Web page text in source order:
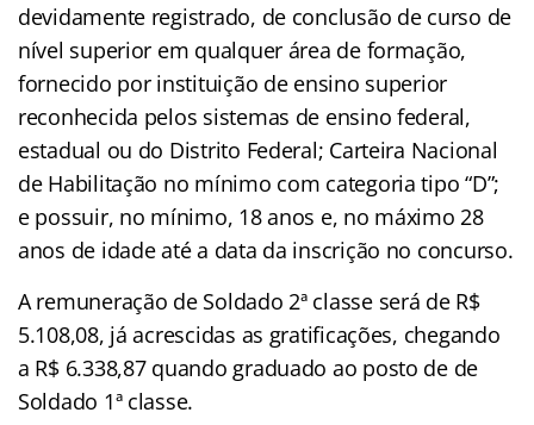
devidamente registrado, de conclusão de curso de
nível superior em qualquer área de formação,
fornecido por instituição de ensino superior
reconhecida pelos sistemas de ensino federal,
estadual ou do Distrito Federal; Carteira Nacional
de Habilitação no mínimo com categoria tipo “D”;
e possuir, no mínimo, 18 anos e, no máximo 28
anos de idade até a data da inscrição no concurso.
A remuneração de Soldado 2ª classe será de R$
5.108,08, já acrescidas as gratificações, chegando
a R$ 6.338,87 quando graduado ao posto de de
Soldado 1ª classe.